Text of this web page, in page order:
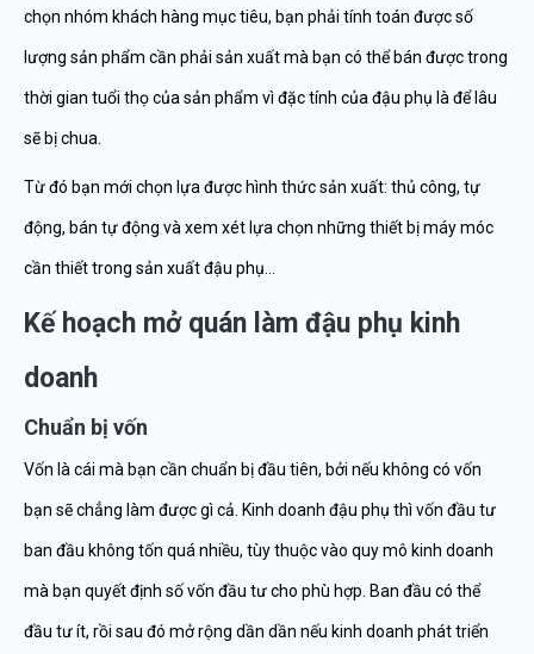
chọn nhóm khách hàng mục tiêu, bạn phải tính toán được số
lượng sản phẩm cần phải sản xuất mà bạn có thể bán được trong
thời gian tuổi thọ của sản phẩm vì đặc tính của đậu phụ là để lâu
sẽ bị chua.
Từ đó bạn mới chọn lựa được hình thức sản xuất: thủ công, tự
động, bán tự động và xem xét lựa chọn những thiết bị máy móc
cần thiết trong sản xuất đậu phụ…
Kế hoạch mở quán làm đậu phụ kinh
doanh
Chuẩn bị vốn
Vốn là cái mà bạn cần chuẩn bị đầu tiên, bởi nếu không có vốn
bạn sẽ chẳng làm được gì cả. Kinh doanh đậu phụ thì vốn đầu tư
ban đầu không tốn quá nhiều, tùy thuộc vào quy mô kinh doanh
mà bạn quyết định số vốn đầu tư cho phù hợp. Ban đầu có thể
đầu tư ít, rồi sau đó mở rộng dần dần nếu kinh doanh phát triển